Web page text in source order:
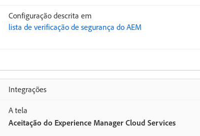
Configuração descrita em
lista de verificação de segurança do AEM
Integrações
A tela
Aceitação do Experience Manager Cloud Services